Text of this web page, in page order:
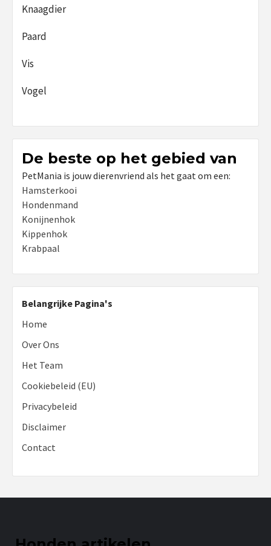
Knaagdier
Paard
Vis
Vogel
De beste op het gebied van
PetMania is jouw dierenvriend als het gaat om een:
Hamsterkooi
Hondenmand
Konijnenhok
Kippenhok
Krabpaal
Belangrijke Pagina's
Home
Over Ons
Het Team
Cookiebeleid (EU)
Privacybeleid
Disclaimer
Contact